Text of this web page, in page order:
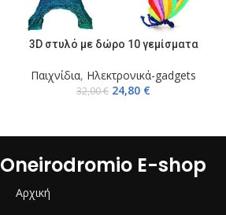
ΠΡΟΣΘΉΚΗ ΣΤΟ ΚΑΛΆΘΙ
3D στυλό με δώρο 10 γεμίσματα
Παιχνίδια, Ηλεκτρονικά-gadgets
32,00€ 24,80 €
Oneirodromio E-shop
Αρχική